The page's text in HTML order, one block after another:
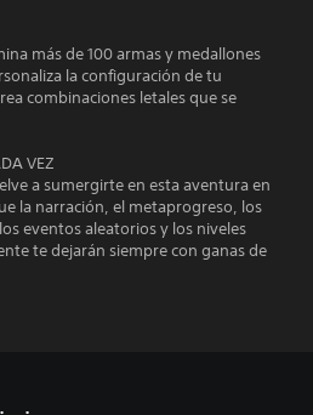
más de 100 armas y medallones
la configuración de tu
combinaciones letales que se
VEZ
a sumergirte en esta aventura en
la narración, el metaprogreso, los
eventos aleatorios y los niveles
te dejarán siempre con ganas de